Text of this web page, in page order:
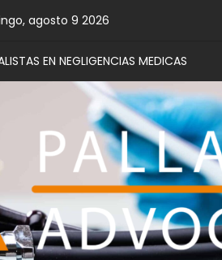
agosto 9 2026
EN NEGLIGENCIAS MEDICAS